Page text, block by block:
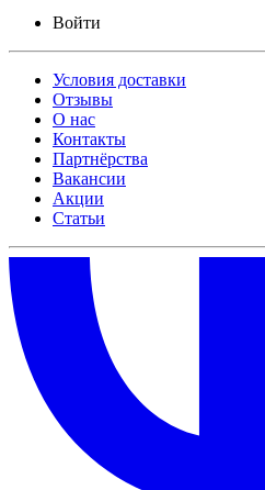
Войти
Условия доставки
Отзывы
О нас
Контакты
Партнёрства
Вакансии
Акции
Статьи